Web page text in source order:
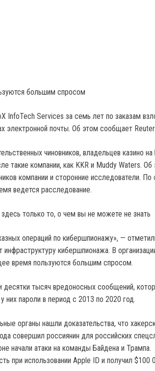
большим спросом
InfoTech Services за семь лет по заказам
электронной почты. Об этом сообщает
чиновников, владельцев казино на
такие компании, как KKR и Muddy Waters. Об
компании и сторонние исследователи. По
ведется расследование.
только то, о чем вы не можете не знать
операций по кибершпионажу», —
инфраструктуру кибершпионажа. В
время пользуются большим спросом.
тысяч вредоносных сообщений,
пароли в период с 2013 по 2020 год.
органы нашли доказательства, что
совершил россиянин для российских
начали атаки на команды Байдена и Трампа.
при использовании Apple ID и получил $100